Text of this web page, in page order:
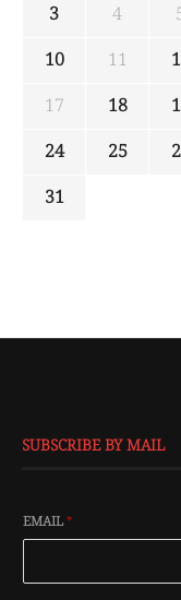
3
4
10
11
17
18
24
25
31
SUBSCRIBE BY MAIL
EMAIL*